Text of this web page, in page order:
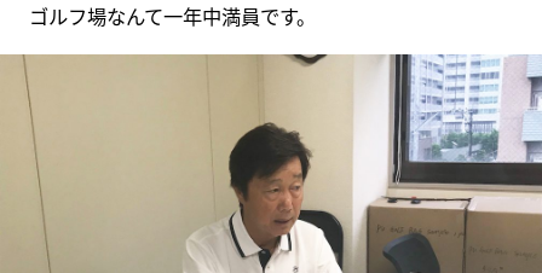
ゴルフ場なんて一年中満員です。